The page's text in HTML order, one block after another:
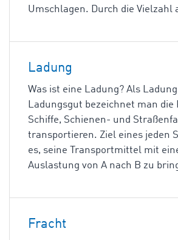
Umschlagen. Durch die Vielzahl
Ladung
Was ist eine Ladung? Als
Ladungsgut bezeichnet man die
Schiffe, Schienen- und
transportieren. Ziel eines jeden
es, seine Transportmittel mit
Auslastung von A nach B zu
Fracht